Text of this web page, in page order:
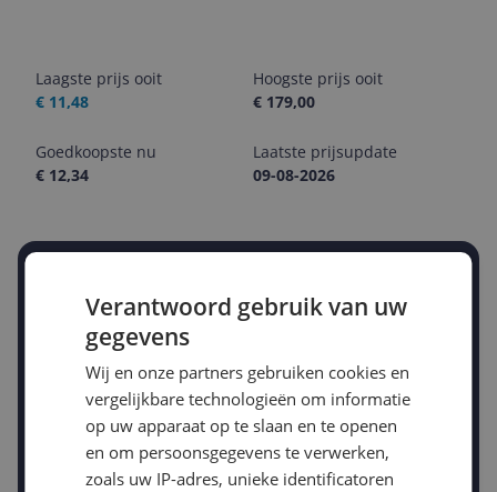
Laagste prijs ooit
€ 11,48
Hoogste prijs ooit
€ 179,00
Goedkoopste nu
€ 12,34
Laatste prijsupdate
09-08-2026
Krijg een seintje zodra de prijs zakt
Gewenste daling of bedrag
-5% -10% -15%
Gewenste prijs
€
Verantwoord gebruik van uw
gegevens
Wij en onze partners gebruiken cookies en
vergelijkbare technologieën om informatie
op uw apparaat op te slaan en te openen
en om persoonsgegevens te verwerken,
zoals uw IP-adres, unieke identificatoren